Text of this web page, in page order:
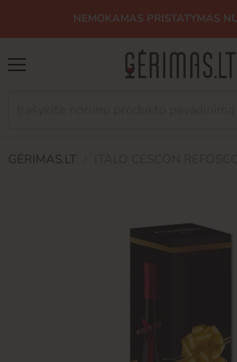
NEMOKAMAS PRISTATYMAS
GĖRIMAS.LT